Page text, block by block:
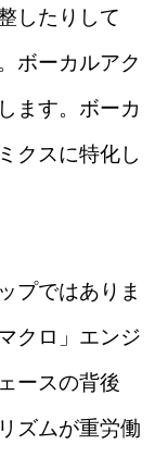
したりして
ボーカルアク
ます。ボーカ
クスに特化し
プではありま
クロ」エンジ
ースの背後
ズムが重労働